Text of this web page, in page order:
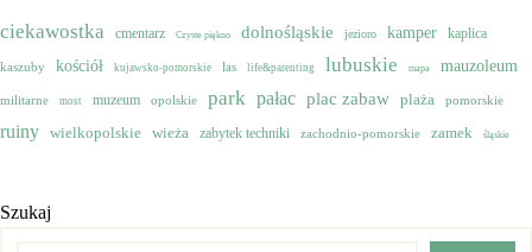
ciekawostka cmentarz Czyste piękno dolnośląskie jezioro kamper kaplica
kaszuby kościół kujawsko-pomorskie las life&parenting lubuskie mapa mauzoleum
militarne most muzeum opolskie park pałac plac zabaw plaża pomorskie
ruiny wielkopolskie wieża zabytek techniki zachodnio-pomorskie zamek śląskie
Szukaj